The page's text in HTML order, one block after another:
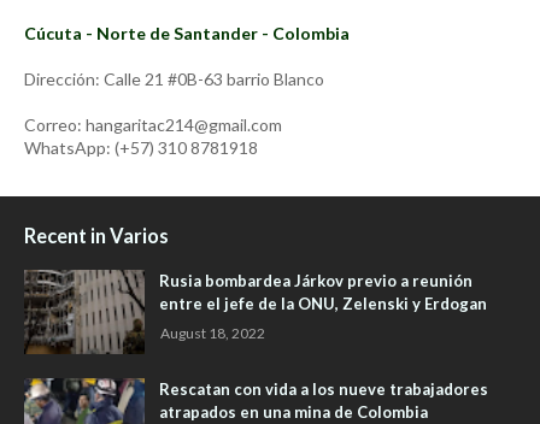
Cúcuta - Norte de Santander - Colombia
Dirección: Calle 21 #0B-63 barrio Blanco
Correo: hangaritac214@gmail.com
WhatsApp: (+57) 310 8781918
Recent in Varios
Rusia bombardea Járkov previo a reunión
entre el jefe de la ONU, Zelenski y Erdogan
August 18, 2022
Rescatan con vida a los nueve trabajadores
atrapados en una mina de Colombia